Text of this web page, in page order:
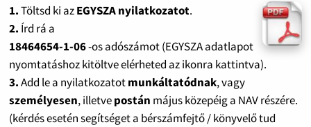
1.Töltsd ki azEGYSZA nyilatkozatot.
2. Írd rá a
18464654-1-06-os adószámot (EGYSZA adatlapot
nyomtatáshoz kitöltve elérheted az ikonra kattintva).
3.Add le a nyilatkozatotmunkáltatódnak, vagy
személyesen, illetvepostán május közepéig a NAV részére.
(kérdés esetén segítséget a bérszámfejtő / könyvelő tud